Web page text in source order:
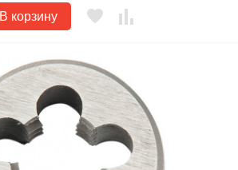
В корзину